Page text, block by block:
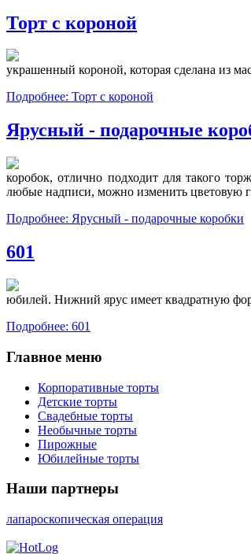
Торт с короной
украшенный короной, которая сделана из
Подробнее: Торт с короной
Ярусный - подарочные
коробок, отлично подходит для такого
любые надписи, можно изменить цветовую
Подробнее: Ярусный - подарочные коробки
601
юбилей. Нижний ярус имеет квадратную
Подробнее: 601
Главное меню
Корпоративные торты
Детские торты
Свадебные торты
Необычные торты
Пирожные
Юбилейные торты
Наши партнеры
лапароскопическая операция